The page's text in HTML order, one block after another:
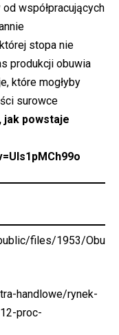
współpracujących
stopa nie
produkcji obuwia
które mogłyby
surowce
jak powstaje
files/1953/Obu
handlowe/rynek-
proc-